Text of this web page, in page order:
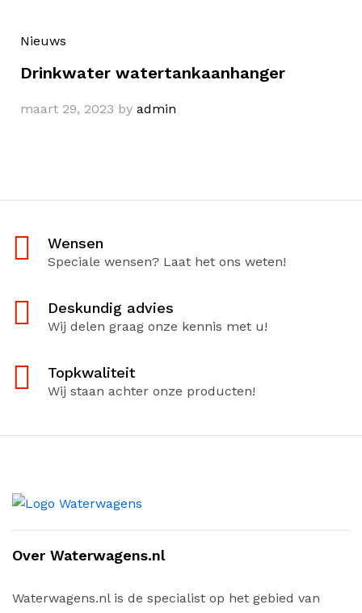
Nieuws
Drinkwater watertankaanhanger
maart 29, 2023 by admin
Wensen
Speciale wensen? Laat het ons weten!
Deskundig advies
Wij delen graag onze kennis met u!
Topkwaliteit
Wij staan achter onze producten!
Over Waterwagens.nl
Waterwagens.nl is de specialist op het gebied van